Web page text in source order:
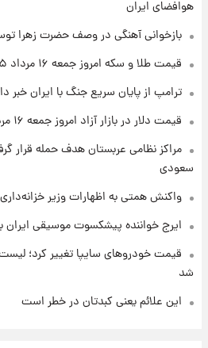
شماره پیراهن
شد؛ تیکدری، محبی
۱ روز پیش
جزئیات فعال‌سازی
شد+فیلم
هوافضای ایران
بازخوانی آهنگی در وصف حضرت زهرا
قیمت طلا و سکه امروز جمعه ۱۶ مرداد ۱۴۰۵ +جدول
ترامپ از پایان سریع جنگ با ایران خبر
قیمت دلار در بازار آزاد امروز جمعه ۱۶ مرداد ۱۴۰۵
مراکز نظامی عربستان هدف حمله قرار
سعودی
واکنش همتی به اظهارات وزیر خزانه‌داری
ایرج خواننده پیشکسوت موسیقی
شد
این علائم یعنی کبدتان در خطر است